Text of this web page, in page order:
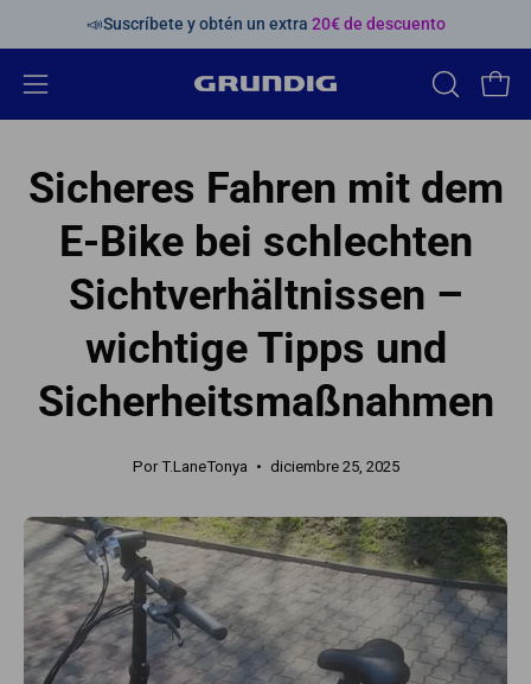
al
contenido
📣Suscríbete y obtén un extra 20€ de descuento
Abrir
navegación
ABRIR
BARRA
Sicheres Fahren mit dem
E-Bike bei schlechten
Sichtverhältnissen –
wichtige Tipps und
Sicherheitsmaßnahmen
Por T.LaneTonya diciembre 25, 2025